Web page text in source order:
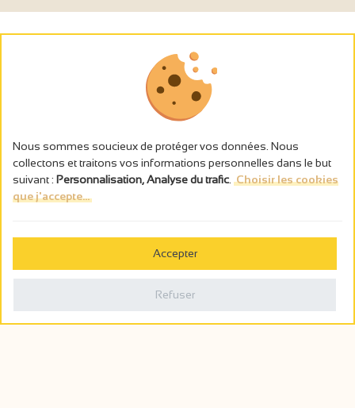
L’abus d’alcool est dangereux pour la santé, à consommer avec
Politique de confidentialité
Nous sommes soucieux de protéger vos données. Nous
collectons et traitons vos informations personnelles dans le but
suivant : Personnalisation, Analyse du trafic Choisir les cookies
que j'accepte...
Accepter
Refuser